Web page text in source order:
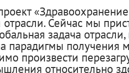
отрасли. Сейчас мы
задача
парадигмы получения
произвести
относительно